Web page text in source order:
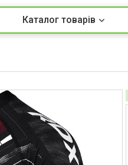
Каталог товарів